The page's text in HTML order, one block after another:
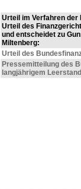
Urteil im Verfahren der
Urteil des
und entscheidet zu
Miltenberg:
Urteil des
Pressemitteilung des
langjährigem